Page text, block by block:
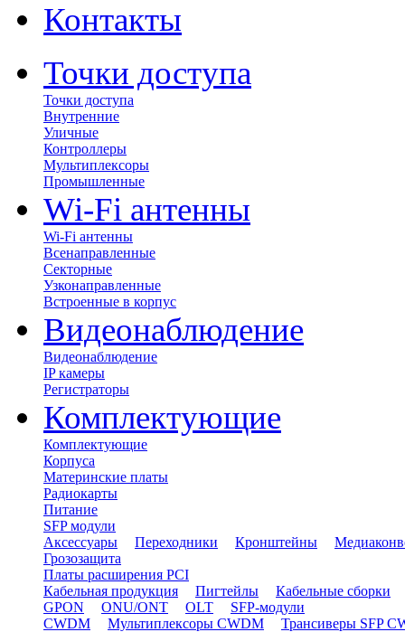
Контакты
Точки доступа
Точки доступа
Внутренние
Уличные
Контроллеры
Мультиплексоры
Промышленные
Wi-Fi антенны
Wi-Fi антенны
Всенаправленные
Секторные
Узконаправленные
Встроенные в корпус
Видеонаблюдение
Видеонаблюдение
IP камеры
Регистраторы
Комплектующие
Комплектующие
Корпуса
Материнские платы
Радиокарты
Питание
SFP модули
Аксессуары
Переходники Кронштейны
Грозозащита
Платы расширения PCI
Кабельная продукция
Пигтейлы
Кабельные сборки
GPON
ONU/ONT OLT
SFP-модули
CWDM
Мультиплексоры CWDM Трансиверы SFP